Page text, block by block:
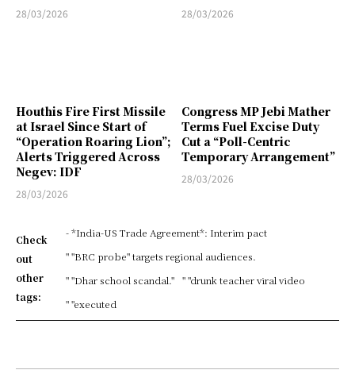
28/03/2026 28/03/2026
Houthis Fire First Missile
at Israel Since Start of
“Operation Roaring Lion”;
Alerts Triggered Across
Negev: IDF
28/03/2026
Congress MP Jebi Mather
Terms Fuel Excise Duty
Cut a “Poll-Centric
Temporary Arrangement”
28/03/2026
Check
out
other
tags:
- *India-US Trade Agreement*: Interim pact
" "BRC probe" targets regional audiences.
" "Dhar school scandal." " "drunk teacher viral video
" "executed